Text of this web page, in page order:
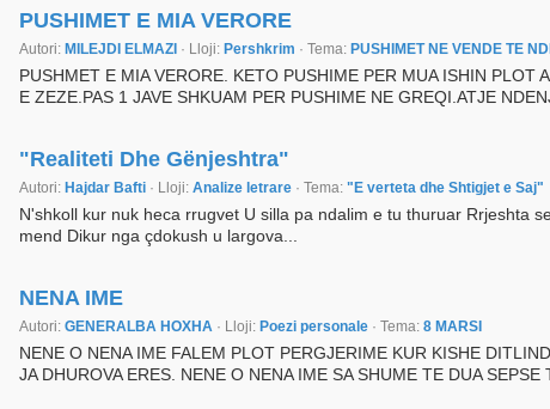
PUSHIMET E MIA VERORE
Autori: MILEJDI ELMAZI · Lloji: Pershkrim · Tema: PUSHIMET NE VENDE TE
PUSHMET E MIA VERORE. KETO PUSHIME PER MUA ISHIN
E ZEZE.PAS 1 JAVE SHKUAM PER PUSHIME NE GREQI.ATJE
"Realiteti Dhe Gënjeshtra"
Autori: Hajdar Bafti · Lloji: Analize letrare · Tema: "E verteta dhe Shtigjet e Saj"
N'shkoll kur nuk heca rrugvet U silla pa ndalim e tu thuruar Rrjeshta
mend Dikur nga çdokush u largova...
NENA IME
Autori: GENERALBA HOXHA · Lloji: Poezi personale · Tema: 8 MARSI
NENE O NENA IME FALEM PLOT PERGJERIME KUR KISHE
JA DHUROVA ERES. NENE O NENA IME SA SHUME TE DUA